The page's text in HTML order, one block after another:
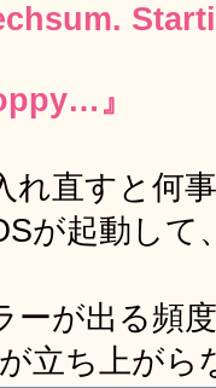
』
れ直すと何
が起動して
ーが出る頻
立ち上がら